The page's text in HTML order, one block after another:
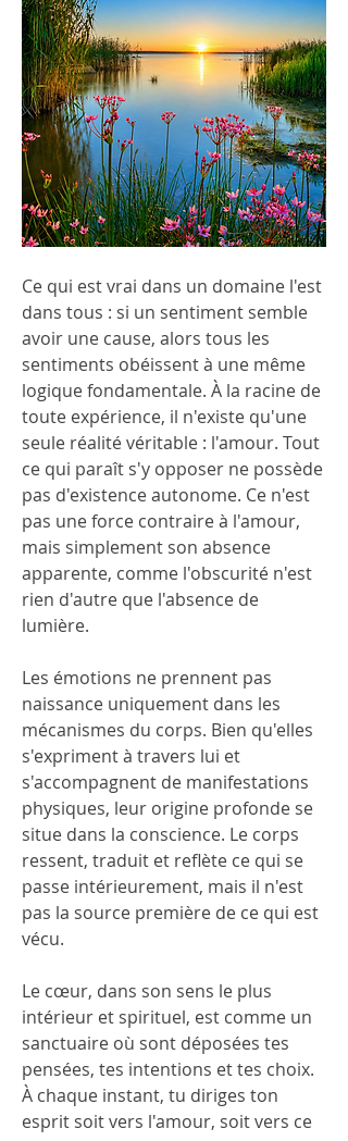
Ce qui est vrai dans un domaine l'est
dans tous : si un sentiment semble
avoir une cause, alors tous les
sentiments obéissent à une même
logique fondamentale. À la racine de
toute expérience, il n'existe qu'une
seule réalité véritable : l'amour. Tout
ce qui paraît s'y opposer ne possède
pas d'existence autonome. Ce n'est
pas une force contraire à l'amour,
mais simplement son absence
apparente, comme l'obscurité n'est
rien d'autre que l'absence de
lumière.
Les émotions ne prennent pas
naissance uniquement dans les
mécanismes du corps. Bien qu'elles
s'expriment à travers lui et
s'accompagnent de manifestations
physiques, leur origine profonde se
situe dans la conscience. Le corps
ressent, traduit et reflète ce qui se
passe intérieurement, mais il n'est
pas la source première de ce qui est
vécu.
Le cœur, dans son sens le plus
intérieur et spirituel, est comme un
sanctuaire où sont déposées tes
pensées, tes intentions et tes choix.
À chaque instant, tu diriges ton
esprit soit vers l'amour, soit vers ce